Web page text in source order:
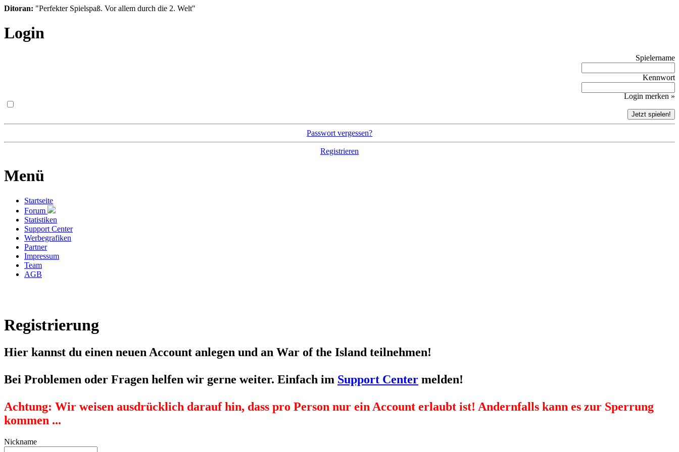
Ditoran: "Perfekter Spielspaß. Vor allem durch die 2. Welt"
Login
Spielername
Kennwort
Login merken »
Passwort vergessen?
Registrieren
Menü
Startseite
Forum
Statistiken
Support Center
Werbegrafiken
Partner
Impressum
Team
AGB
Registrierung
Hier kannst du einen neuen Account anlegen und an War of the Island teilnehmen!
Bei Problemen oder Fragen helfen wir gerne weiter. Einfach im Support Center melden!
Achtung: Wir weisen ausdrücklich darauf hin, dass pro Person nur ein Account erlaubt ist! Andernfalls kann es zur Sperrung
kommen ...
Nickname